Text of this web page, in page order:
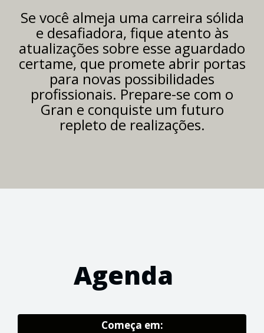
Se você almeja uma carreira sólida
e desafiadora, fique atento às
atualizações sobre esse aguardado
certame, que promete abrir portas
para novas possibilidades
profissionais. Prepare-se com o
Gran e conquiste um futuro
repleto de realizações.
Agenda
Começa em: